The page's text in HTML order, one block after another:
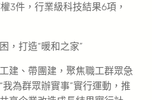
3件，行業級科技結果6項，
，打造“暖和之家”
建、帶團建，聚焦職工群眾急
為群眾辦實事”實行運動，推